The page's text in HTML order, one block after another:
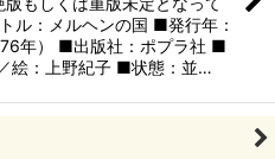
ル：メルヘンの国 ■発行年：
年） ■出版社：ポプラ社 ■
絵：上野紀子 ■状態：並…